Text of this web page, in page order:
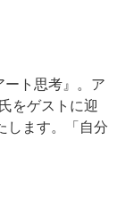
ト思考』。ア
をゲストに迎
します。「自分